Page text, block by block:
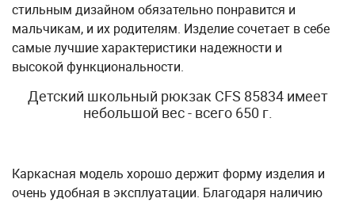
стильным дизайном обязательно понравится и
мальчикам, и их родителям. Изделие сочетает в себе
самые лучшие характеристики надежности и
высокой функциональности.
Детский школьный рюкзак CFS 85834 имеет
небольшой вес - всего 650 г.
Каркасная модель хорошо держит форму изделия и
очень удобная в эксплуатации. Благодаря наличию